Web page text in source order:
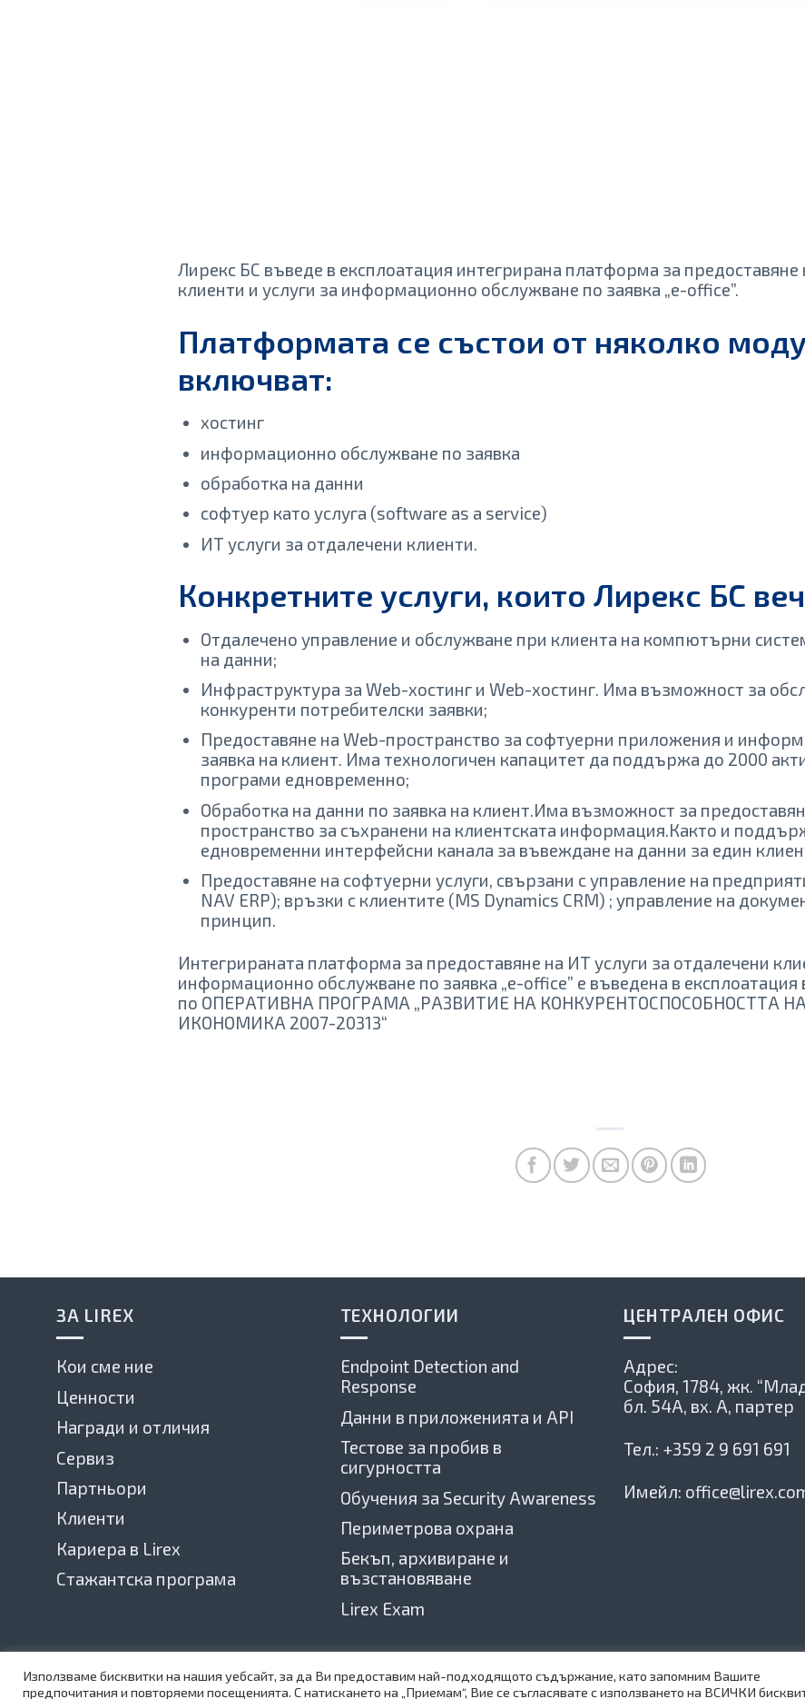
Лирекс БС въведе в експлоатация интегрирана платформа за предоставяне
клиенти и услуги за информационно обслужване по заявка „e-office”.
Платформата се състои от няколко
включват:
хостинг
информационно обслужване по заявка
обработка на данни
софтуер като услуга (software as a service)
ИТ услуги за отдалечени клиенти.
Конкретните услуги, които Лирекс БС
Отдалечено управление и обслужване при клиента на компютърни
на данни;
Инфраструктура за Web-хостинг и Web-хостинг. Има възможност за
конкуренти потребителски заявки;
Предоставяне на Web-пространство за софтуерни приложения и
заявка на клиент. Има технологичен капацитет да поддържа до 2000
програми едновременно;
Обработка на данни по заявка на клиент.Има възможност за
пространство за съхранени на клиентската информация.Както и
едновременни интерфейсни канала за въвеждане на данни за един
Предоставяне на софтуерни услуги, свързани с управление на
NAV ERP); връзки с клиентите (MS Dynamics CRM) ; управление на
принцип.
Интегрираната платформа за предоставяне на ИТ услуги за отдалечени
информационно обслужване по заявка „e-office” е въведена в експлоатация
по ОПЕРАТИВНА ПРОГРАМА „РАЗВИТИЕ НА КОНКУРЕНТОСПОСОБНОСТТА
ИКОНОМИКА 2007-20313“
ЗА LIREX
Кои сме ние
Ценности
Награди и отличия
Сервиз
Партньори
Клиенти
Кариера в Lirex
Стажантска програма
ТЕХНОЛОГИИ
Endpoint Detection and
Response
Данни в приложенията и API
Тестове за пробив в
сигурността
Обучения за Security Awareness
Периметрова охрана
Бекъп, архивиране и
възстановяване
Lirex Exam
ЦЕНТРАЛЕН ОФИС
Адрес:
София, 1784, жк.
бл. 54А, вх. А, партер
Тел.: +359 2 9 691 691
Имейл:
©1999-2025 Lirex.com All Rights Reserved
Web Design by Teza
Използваме бисквитки на нашия уебсайт, за да Ви предоставим най-подходящото съдържание, като запомним Вашите
предпочитания и повторяеми посещенията. С натискането на „Приемам“, Вие се съгласявате с използването на ВСИЧКИ